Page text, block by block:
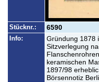
Stücknr.: 6590
Info:
Gründung 1878
Sitzverlegung
keramischen
1897/98
Börsennotiz